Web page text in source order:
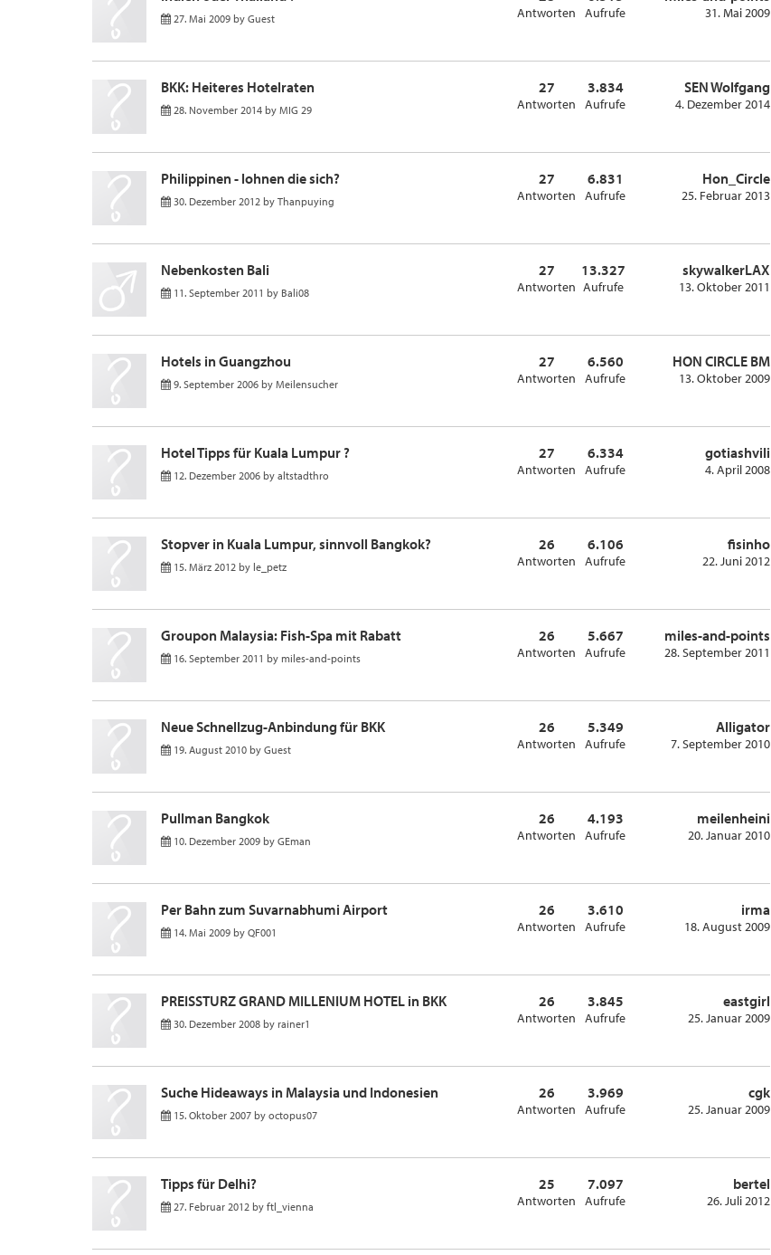
27. Mai 2009 by Guest Antworten Aufrufe 31. Mai 2009
BKK: Heiteres Hotelraten
28. November 2014 by MIG 29
27
Antworten
3.834
Aufrufe
SEN Wolfgang
4. Dezember 2014
Philippinen - lohnen die sich?
30. Dezember 2012 by Thanpuying
27
Antworten
6.831
Aufrufe
Hon_Circle
25. Februar 2013
Nebenkosten Bali
11. September 2011 by Bali08
27
Antworten
13.327
Aufrufe
skywalkerLAX
13. Oktober 2011
Hotels in Guangzhou
9. September 2006 by Meilensucher
27
Antworten
6.560
Aufrufe
HON CIRCLE BM
13. Oktober 2009
Hotel Tipps für Kuala Lumpur ?
12. Dezember 2006 by altstadthro
27
Antworten
6.334
Aufrufe
gotiashvili
4. April 2008
Stopver in Kuala Lumpur, sinnvoll Bangkok?
15. März 2012 by le_petz
26
Antworten
6.106
Aufrufe
fisinho
22. Juni 2012
Groupon Malaysia: Fish-Spa mit Rabatt
16. September 2011 by miles-and-points
26
Antworten
5.667
Aufrufe
miles-and-points
28. September 2011
Neue Schnellzug-Anbindung für BKK
19. August 2010 by Guest
26
Antworten
5.349
Aufrufe
Alligator
7. September 2010
Pullman Bangkok
10. Dezember 2009 by GEman
26
Antworten
4.193
Aufrufe
meilenheini
20. Januar 2010
Per Bahn zum Suvarnabhumi Airport
14. Mai 2009 by QF001
26
Antworten
3.610
Aufrufe
irma
18. August 2009
PREISSTURZ GRAND MILLENIUM HOTEL in BKK
30. Dezember 2008 by rainer1
26
Antworten
3.845
Aufrufe
eastgirl
25. Januar 2009
Suche Hideaways in Malaysia und Indonesien
15. Oktober 2007 by octopus07
26
Antworten
3.969
Aufrufe
cgk
25. Januar 2009
Tipps für Delhi?
27. Februar 2012 by ftl_vienna
25
Antworten
7.097
Aufrufe
bertel
26. Juli 2012